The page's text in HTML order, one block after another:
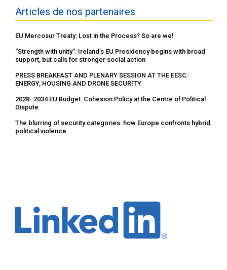
Articles de nos partenaires
EU Mercosur Treaty: Lost in the Process? So are we!
“Strength with unity”: Ireland’s EU Presidency begins with broad
support, but calls for stronger social action
PRESS BREAKFAST AND PLENARY SESSION AT THE EESC:
ENERGY, HOUSING AND DRONE SECURITY
2028–2034 EU Budget: Cohesion Policy at the Centre of Political
Dispute
The blurring of security categories: how Europe confronts hybrid
political violence